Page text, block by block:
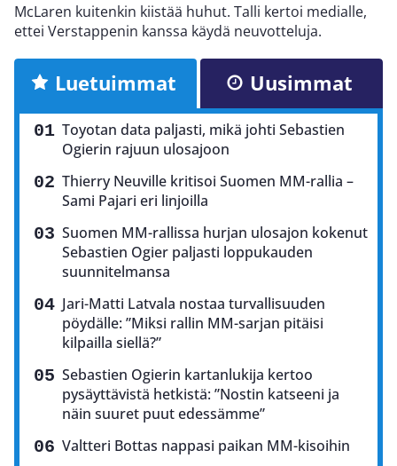
McLaren kuitenkin kiistää huhut. Talli kertoi medialle,
ettei Verstappenin kanssa käydä neuvotteluja.
Luetuimmat Uusimmat
Toyotan data paljasti, mikä johti Sebastien
Ogierin rajuun ulosajoon
Thierry Neuville kritisoi Suomen MM-rallia –
Sami Pajari eri linjoilla
Suomen MM-rallissa hurjan ulosajon kokenut
Sebastien Ogier paljasti loppukauden
suunnitelmansa
Jari-Matti Latvala nostaa turvallisuuden
pöydälle: ”Miksi rallin MM-sarjan pitäisi
kilpailla siellä?”
Sebastien Ogierin kartanlukija kertoo
pysäyttävistä hetkistä: ”Nostin katseeni ja
näin suuret puut edessämme”
Valtteri Bottas nappasi paikan MM-kisoihin